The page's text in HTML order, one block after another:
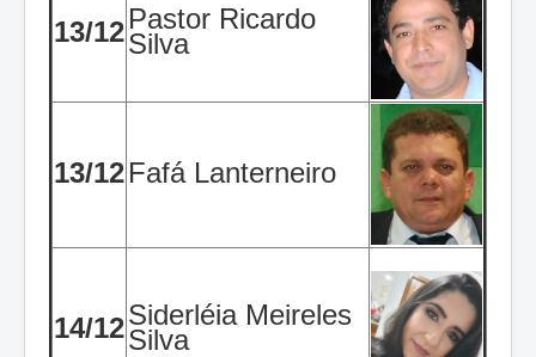
13/12Pastor Ricardo
Silva
13/12Fafá Lanterneiro
14/12Siderléia Meireles
Silva